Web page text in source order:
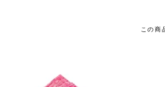
・土日、祝日にご注文いただいた場合、翌
・お届け希望日は原則１週間先までですが
当社にご連絡いただき、商品到着後7日以
なお、商品到着後8日以降の返品・交換は
また、運送会社の保険料につきましては、
この商